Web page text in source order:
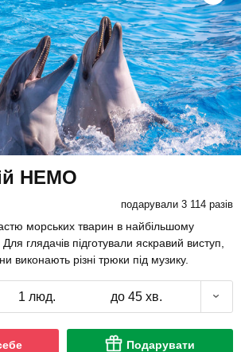
НЕМО
подарували 3 114 разів
морських тварин в найбільшому
глядачів підготували яскравий виступ,
виконають різні трюки під музику.
1 люд. до 45 хв.
Подарувати